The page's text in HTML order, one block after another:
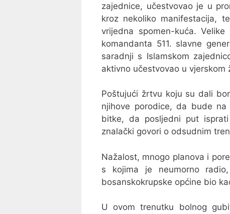
zajednice, učestvovao je u
kroz nekoliko manifestacija,
vrijedna spomen-kuća.
komandanta 511. slavne
saradnji s Islamskom
aktivno učestvovao u vjerskom
Poštujući žrtvu koju su dali
njihove porodice, da bude
bitke, da posljedni put
znalački govori o odsudnim
Nažalost, mnogo planova i
s kojima je neumorno
bosanskokrupske općine bio
U ovom trenutku bolnog